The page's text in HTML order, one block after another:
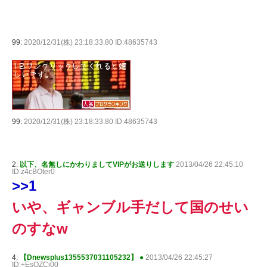
99: 2020/12/31(株) 23:18:33.80 ID:48635743
99: 2020/12/31(株) 23:18:33.80 ID:48635743
2: 以下、名無しにかわりましてVIPがお送りします 2013/04/26 22:45:10
ID:z4cBOter0
>>1
いや、ギャンブル手だして国のせい
のすなw
4: 【Dnewsplus1355537031105232】 ● 2013/04/26 22:45:27
ID:+EsOZCj00